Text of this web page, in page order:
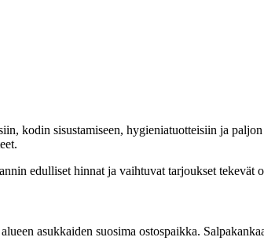
kodin sisustamiseen, hygieniatuotteisiin ja
edulliset hinnat ja vaihtuvat tarjoukset tekevät
asukkaiden suosima ostospaikka.